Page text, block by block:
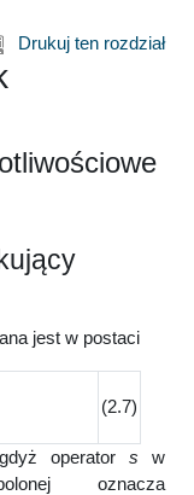
Drukuj ten rozdział
jest w postaci
(2.7)
gdyż operators w
oznacza